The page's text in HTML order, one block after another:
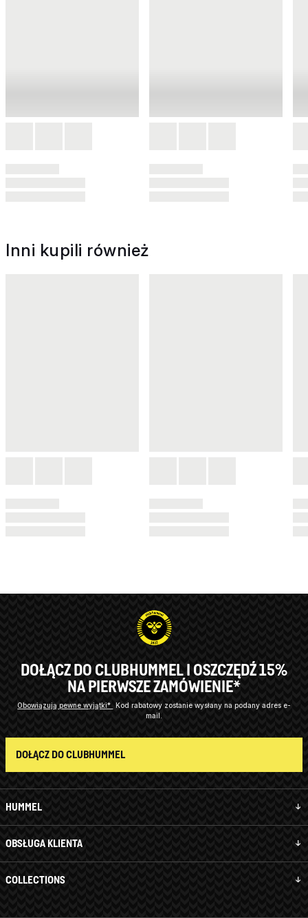
Inni kupili również
HUMMEL
OBSŁUGA KLIENTA
COLLECTIONS
DOŁĄCZ DO CLUBHUMMEL I OSZCZĘDŹ 15%
NA PIERWSZE ZAMÓWIENIE*
Obowiązują pewne wyjątki*
Kod rabatowy zostanie wysłany na podany adres e-
mail.
DOŁĄCZ DO CLUBHUMMEL